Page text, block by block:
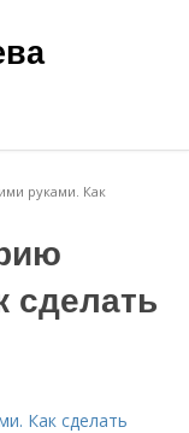
руками. Как
сделать
Как сделать